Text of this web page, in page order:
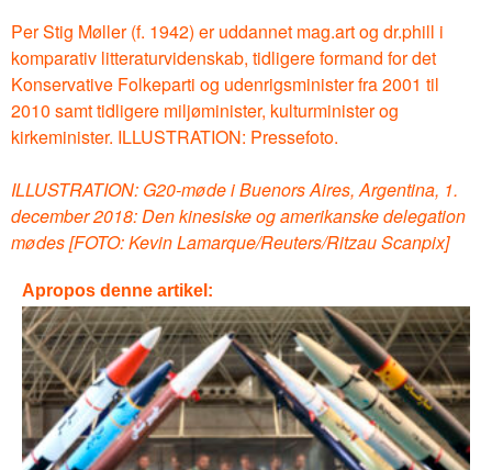
Per Stig Møller (f. 1942) er uddannet mag.art og dr.phill i
komparativ litteraturvidenskab, tidligere formand for det
Konservative Folkeparti og udenrigsminister fra 2001 til
2010 samt tidligere miljøminister, kulturminister og
kirkeminister. ILLUSTRATION: Pressefoto.
ILLUSTRATION: G20-møde i Buenors Aires, Argentina, 1.
december 2018: Den kinesiske og amerikanske delegation
mødes [FOTO: Kevin Lamarque/Reuters/Ritzau Scanpix]
Apropos denne artikel: